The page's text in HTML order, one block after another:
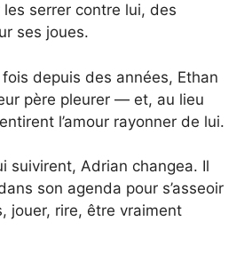
les serrer contre lui, des
ses joues.
depuis des années, Ethan
père pleurer — et, au lieu
l’amour rayonner de lui.
suivirent, Adrian changea. Il
son agenda pour s’asseoir
jouer, rire, être vraiment